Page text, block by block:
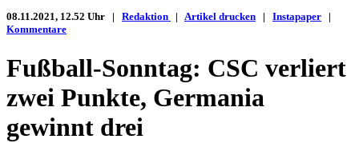
08.11.2021, 12.52 Uhr | Redaktion | Artikel drucken | Instapaper |
Kommentare
Fußball-Sonntag: CSC verliert
zwei Punkte, Germania
gewinnt drei